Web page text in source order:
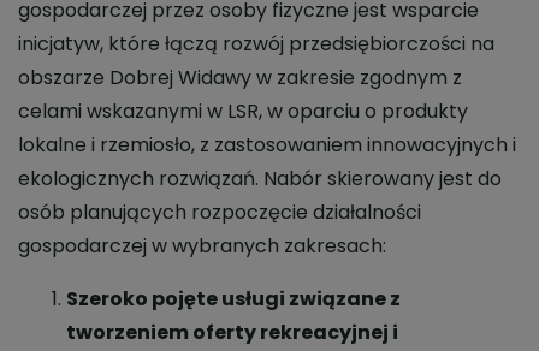
gospodarczej przez osoby fizyczne jest wsparcie
inicjatyw, które łączą rozwój przedsiębiorczości na
obszarze Dobrej Widawy w zakresie zgodnym z
celami wskazanymi w LSR, w oparciu o produkty
lokalne i rzemiosło, z zastosowaniem innowacyjnych i
ekologicznych rozwiązań. Nabór skierowany jest do
osób planujących rozpoczęcie działalności
gospodarczej w wybranych zakresach:
Szeroko pojęte usługi związane z
tworzeniem oferty rekreacyjnej i